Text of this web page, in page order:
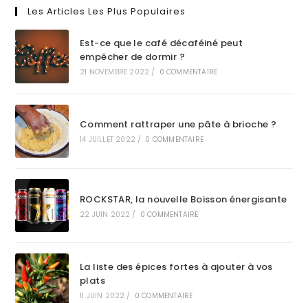
Les Articles Les Plus Populaires
Est-ce que le café décaféiné peut
empêcher de dormir ?
21 NOVEMBRE 2022 / 0 COMMENTAIRE
Comment rattraper une pâte à brioche ?
14 JUILLET 2022 / 0 COMMENTAIRE
ROCKSTAR, la nouvelle Boisson énergisante
22 JUIN 2022 / 0 COMMENTAIRE
La liste des épices fortes à ajouter à vos
plats
11 JUIN 2022 / 0 COMMENTAIRE